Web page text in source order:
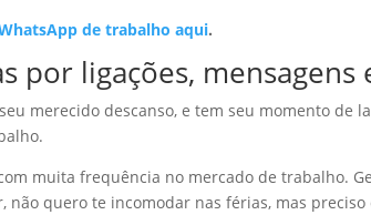
de trabalho aqui.
por ligações, mensagens
merecido descanso, e tem seu momento de
muita frequência no mercado de trabalho.
não quero te incomodar nas férias, mas